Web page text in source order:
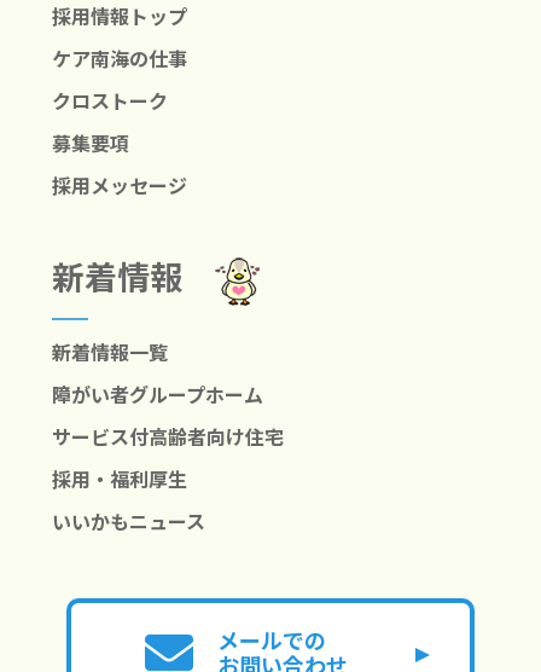
採用情報トップ
ケア南海の仕事
クロストーク
募集要項
採用メッセージ
新着情報
新着情報一覧
障がい者グループホーム
サービス付高齢者向け住宅
採用・福利厚生
いいかもニュース
メールでの
お問い合わせ